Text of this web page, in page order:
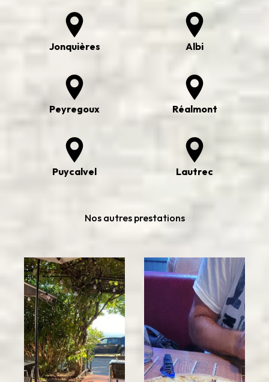
Jonquières Albi
Peyregoux Réalmont
Puycalvel Lautrec
Nos autres prestations